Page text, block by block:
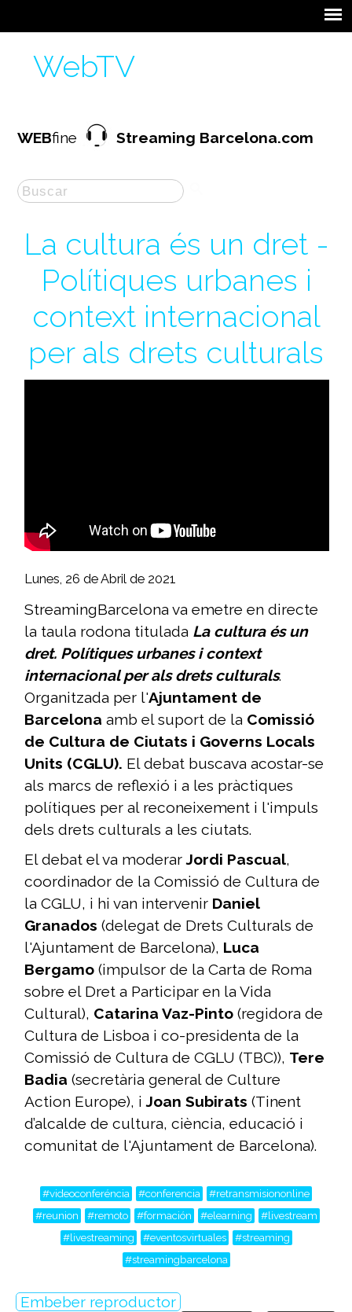
WebTV
WEBfineStreaming Barcelona.com
La cultura és un dret -
Polítiques urbanes i
context internacional
per als drets culturals
Lunes, 26 de Abril de 2021
StreamingBarcelona va emetre en directe
la taula rodona titulada La cultura és un
dret. Polítiques urbanes i context
internacional per als drets culturals.
Organitzada per l'Ajuntament de
Barcelona amb el suport de la Comissió
de Cultura de Ciutats i Governs Locals
Units (CGLU). El debat buscava acostar-se
als marcs de reflexió i a les pràctiques
polítiques per al reconeixement i l'impuls
dels drets culturals a les ciutats.
El debat el va moderarJordi Pascual,
coordinador de la Comissió de Cultura de
la CGLU, i hi van intervenir Daniel
Granados (delegat de Drets Culturals de
l'Ajuntament de Barcelona), Luca
Bergamo (impulsor de la Carta de Roma
sobre el Dret a Participar en la Vida
Cultural), Catarina Vaz-Pinto (regidora de
Cultura de Lisboa i co-presidenta de la
Comissió de Cultura de CGLU (TBC)), Tere
Badia (secretària general de Culture
Action Europe), i Joan Subirats (Tinent
d’alcalde de cultura, ciència, educació i
comunitat de l'Ajuntament de Barcelona).
#videoconferéncia #conferencia
#retransmisiononline
#reunion
#remoto #formación #elearning
#livestream
#livestreaming
#eventosvirtuales
#streaming
#streamingbarcelona
Embeber reproductor